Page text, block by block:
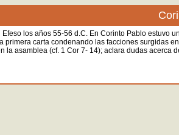
los años 55-56 d.C. En Corinto Pablo
carta condenando las facciones surgidas
la asamblea (cf. 1 Cor 7- 14); aclara dudas acerca